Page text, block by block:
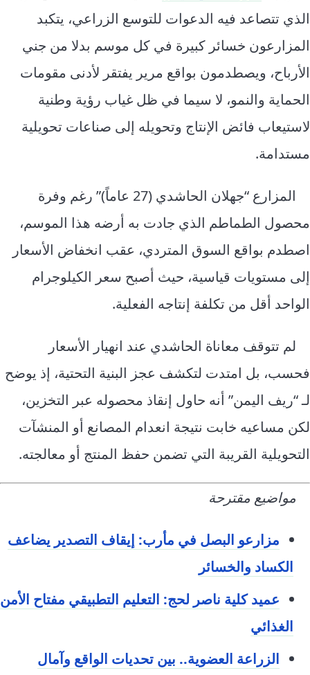
تقارير صور
الذي تتصاعد فيه الدعوات للتوسع الزراعي، يتكبد
المزارعون خسائر كبيرة في كل موسم بدلا من جني
الأرباح، ويصطدمون بواقع مرير يفتقر لأدنى مقومات
الحماية والنمو، لا سيما في ظل غياب رؤية وطنية
لاستيعاب فائض الإنتاج وتحويله إلى صناعات تحويلية
مستدامة.
المزارع “جهلان الحاشدي (27 عاماً)” رغم وفرة
محصول الطماطم الذي جادت به أرضه هذا الموسم،
اصطدم بواقع السوق المتردي، عقب انخفاض الأسعار
إلى مستويات قياسية، حيث أصبح سعر الكيلوجرام
الواحد أقل من تكلفة إنتاجه الفعلية.
لم تتوقف معاناة الحاشدي عند انهيار الأسعار
فحسب، بل امتدت لتكشف عجز البنية التحتية، إذ يوضح
لـ “ريف اليمن” أنه حاول إنقاذ محصوله عبر التخزين،
لكن مساعيه خابت نتيجة انعدام المصانع أو المنشآت
التحويلية القريبة التي تضمن حفظ المنتج أو معالجته.
مواضيع مقترحة
مزارعو البصل في مأرب: إيقاف التصدير يضاعف
الكساد والخسائر
عميد كلية ناصر لحج: التعليم التطبيقي مفتاح الأمن
الغذائي
الزراعة العضوية.. بين تحديات الواقع وآمال